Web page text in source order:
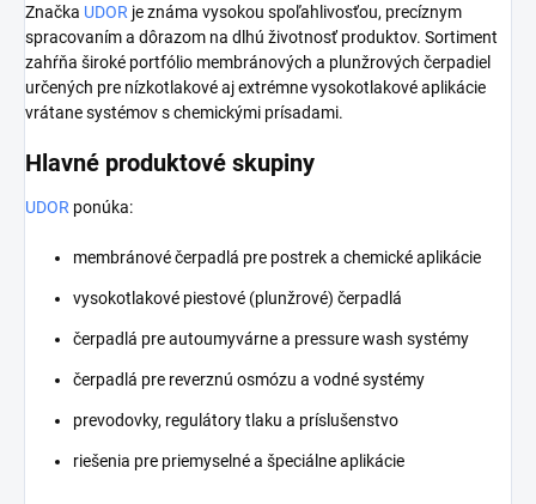
Značka UDOR je známa vysokou spoľahlivosťou, precíznym
spracovaním a dôrazom na dlhú životnosť produktov. Sortiment
zahŕňa široké portfólio membránových a plunžrových čerpadiel
určených pre nízkotlakové aj extrémne vysokotlakové aplikácie
vrátane systémov s chemickými prísadami.
Hlavné produktové skupiny
UDOR ponúka:
membránové čerpadlá pre postrek a chemické aplikácie
vysokotlakové piestové (plunžrové) čerpadlá
čerpadlá pre autoumyvárne a pressure wash systémy
čerpadlá pre reverznú osmózu a vodné systémy
prevodovky, regulátory tlaku a príslušenstvo
riešenia pre priemyselné a špeciálne aplikácie